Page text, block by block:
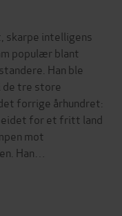
skarpe intelligens
populær blant
Han ble
de tre store
forrige århundret:
for et fritt land
mot
Han…